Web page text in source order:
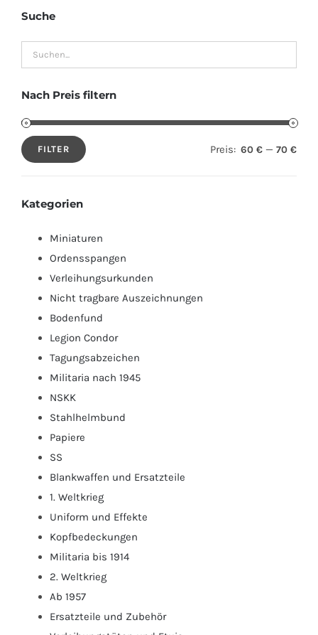
Suche
Nach Preis filtern
Min.
Max.
FILTER Preis: 60 € — 70 €
Kategorien
Miniaturen
Ordensspangen
Verleihungsurkunden
Nicht tragbare Auszeichnungen
Bodenfund
Legion Condor
Tagungsabzeichen
Militaria nach 1945
NSKK
Stahlhelmbund
Papiere
SS
Blankwaffen und Ersatzteile
1. Weltkrieg
Uniform und Effekte
Kopfbedeckungen
Militaria bis 1914
2. Weltkrieg
Ab 1957
Ersatzteile und Zubehör